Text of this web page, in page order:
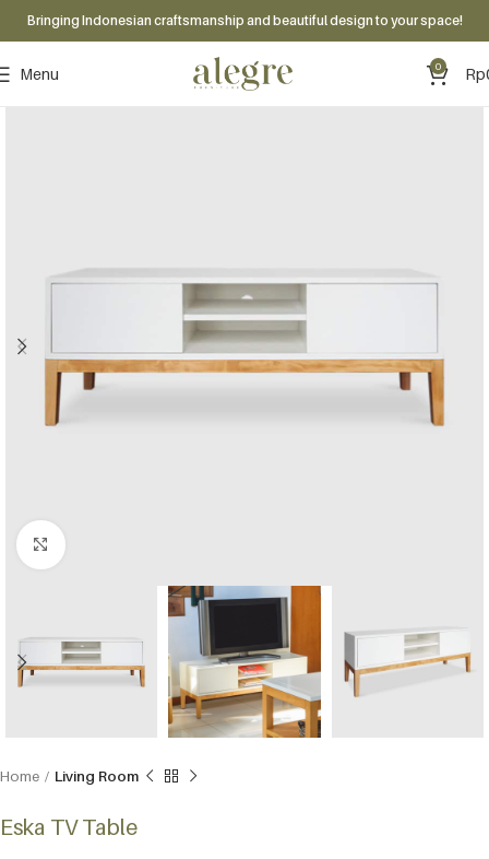
Bringing Indonesian craftsmanship and beautiful design to your space!
Menu 0 Rp
Home Living Room
Eska TV Table